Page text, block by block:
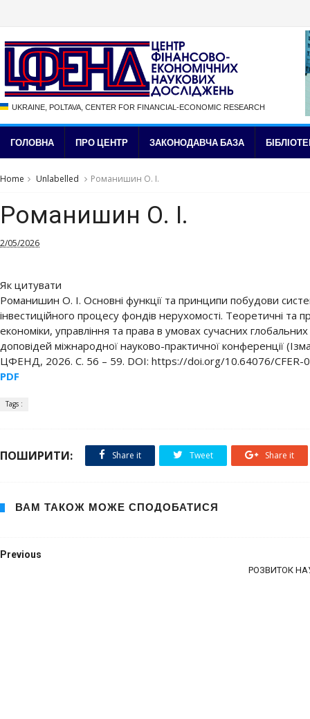
UKRAINE, POLTAVA, CENTER FOR FINANCIAL-ECONOMIC RESEARCH
ГОЛОВНА ПРО ЦЕНТР ЗАКОНОДАВЧА БАЗА
Home Unlabelled Романишин О. І.
Романишин О. І.
2/05/2026
Як цитувати
Романишин О. І. Основні функції та принципи побудови
інвестиційного процесу фондів нерухомості. Теоретичні та
економіки, управління та права в умовах сучасних
доповідей міжнародної науково-практичної конференції
ЦФЕНД, 2026. С. 56 – 59. DOI: https://doi.org/10.64076/CFER-
PDF
Tags :
ПОШИРИТИ: Share it Tweet Share it
ВАМ ТАКОЖ МОЖЕ СПОДОБАТИСЯ
РОЗВИТОК
Previous